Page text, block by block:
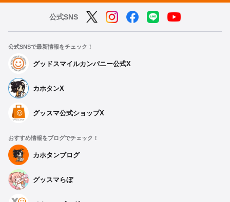
公式SNS
公式SNSで最新情報をチェック！
グッドスマイルカンパニー公式X
カホタンX
グッスマ公式ショップX
おすすめ情報をブログでチェック！
カホタンブログ
グッスマらぼ